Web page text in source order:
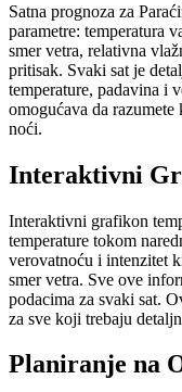
Satna prognoza za
parametre: temperatura
smer vetra, relativna
pritisak. Svaki sat je
temperature, padavina i
omogućava da
noći.
Interaktivni
Interaktivni grafikon
temperature tokom
verovatnoću i intenzitet
smer vetra. Sve ove
podacima za svaki sat.
za sve koji trebaju
Planiranje na